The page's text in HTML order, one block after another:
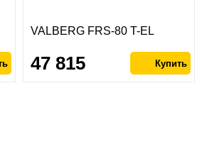
VALBERG FRS-80 T-EL
47 815